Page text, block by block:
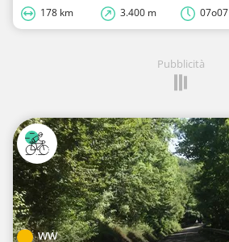
178 km 3.400 m 07o07
Pubblicità
WW